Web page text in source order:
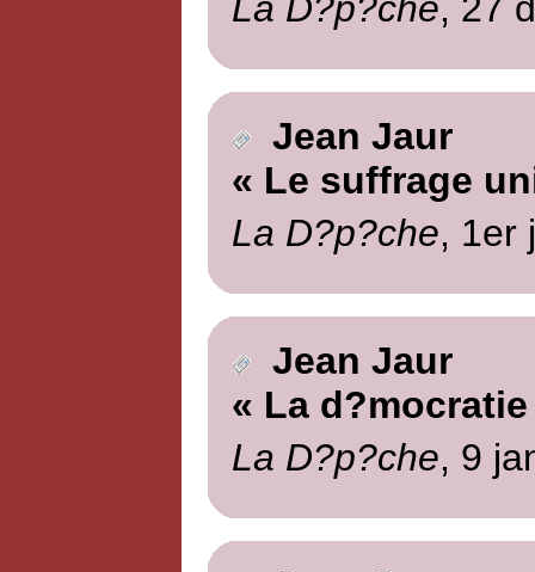
Jean Jaur
« Le suffrage
La D?p?che, 1er
Jean Jaur
« La
La D?p?che, 9